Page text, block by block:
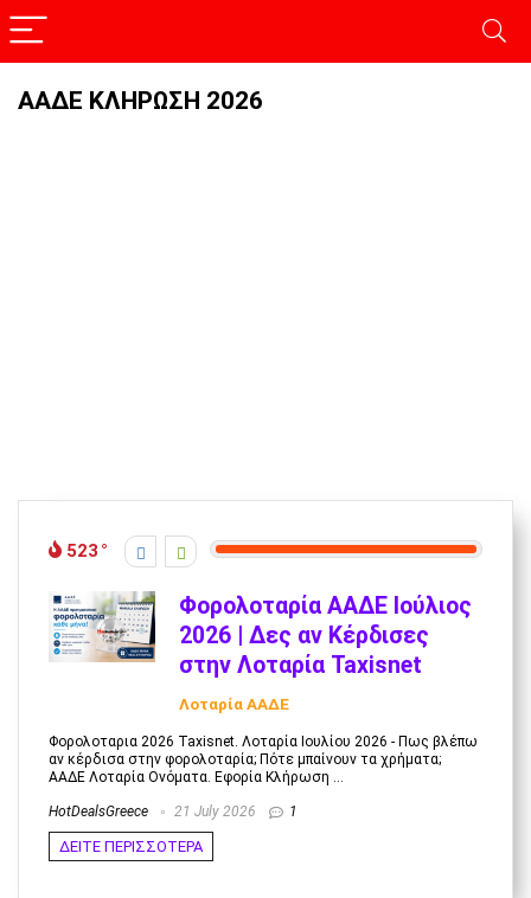
ΑΑΔΕ ΚΛΗΡΩΣΗ 2026
523
Φορολοταρία ΑΑΔΕ Ιούλιος
2026 | Δες αν Κέρδισες
στην Λοταρία Taxisnet
Λοταρία AΑΔΕ
Φορολοταρια 2026 Taxisnet. Λοταρία Ιουλίου 2026 - Πως βλέπω
αν κέρδισα στην φορολοταρία; Πότε μπαίνουν τα χρήματα;
ΑΑΔΕ Λοταρία Ονόματα. Εφορία Κλήρωση ...
HotDealsGreece 21 July 2026 1
ΔΕΙΤΕ ΠΕΡΙΣΣΟΤΕΡΑ